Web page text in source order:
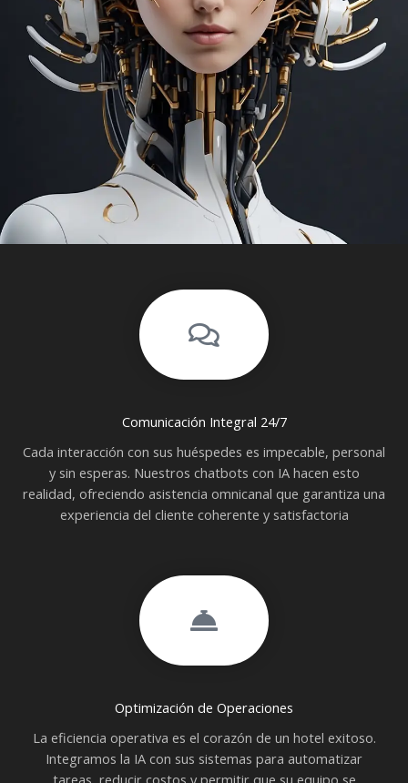
Comunicación Integral 24/7
Cada interacción con sus huéspedes es impecable, personal
y sin esperas. Nuestros chatbots con IA hacen esto
realidad, ofreciendo asistencia omnicanal que garantiza una
experiencia del cliente coherente y satisfactoria
Optimización de Operaciones
La eficiencia operativa es el corazón de un hotel exitoso.
Integramos la IA con sus sistemas para automatizar